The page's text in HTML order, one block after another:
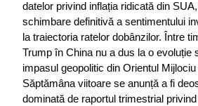
datelor privind inflația ridicată din
schimbare definitivă a sentimentului
la traiectoria ratelor dobânzilor. Între
Trump în China nu a dus la o evoluție
impasul geopolitic din Orientul
Săptămâna viitoare se anunță a fi
dominată de raportul trimestrial